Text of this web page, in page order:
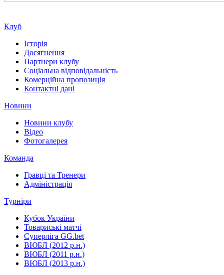
Клуб
Історія
Досягнення
Партнери клубу
Соціальна відповідальність
Комерційна пропозиція
Контактні дані
Новини
Новини клубу
Відео
Фотогалерея
Команда
Гравці та Тренери
Адміністрація
Турніри
Кубок України
Товариські матчі
Суперліга GG.bet
ВЮБЛ (2012 р.н.)
ВЮБЛ (2011 р.н.)
ВЮБЛ (2013 р.н.)